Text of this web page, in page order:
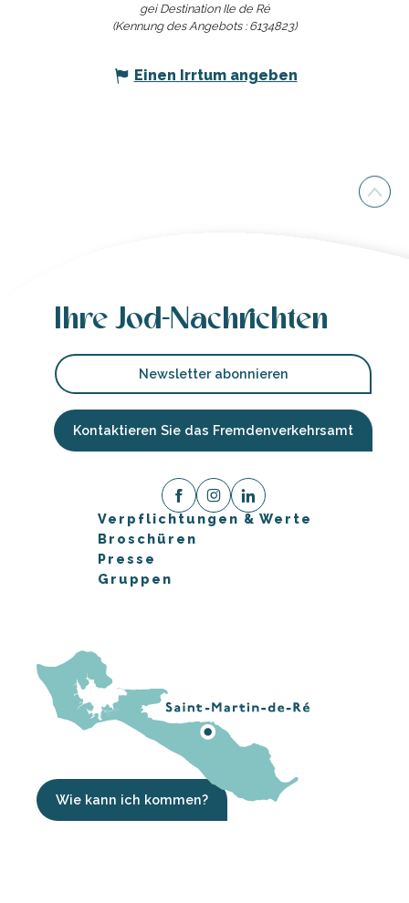
gei Destination Ile de Ré
(Kennung des Angebots : 6134823)
Einen Irrtum angeben
Ihre Jod-Nachrichten
Newsletter abonnieren
Kontaktieren Sie das Fremdenverkehrsamt
Verpflichtungen & Werte
Broschüren
Presse
Gruppen
Wie kann ich kommen?